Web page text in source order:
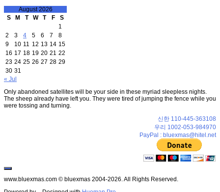
August 2026
S
M T W T F
S
1
2
3 4 5 6 7
8
9
10 11 12 13 14 15
16 17 18 19 20 21 22
23 24 25 26 27 28 29
30 31
« Jul
Only abandoned satellites will be your side in these myriad sleepless nights.
The sheep already have left you. They were tired of jumping the fence while you
were tossing and turning.
신한 110-445-363108
우리 1002-053-984970
PayPal : bluexmas@hitel.net
www.bluexmas.com © bluexmas 2004-2026. All Rights Reserved.